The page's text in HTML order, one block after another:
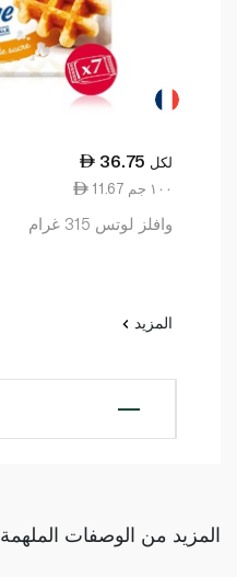
36.75 لكل
11.67 ١٠٠ جم
وافلز لوتس 315 غرام
المزيد
المزيد من الوصفات الملهمة